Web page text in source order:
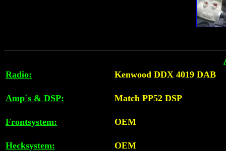
Radio:
Kenwood DDX 4019 DAB
Amp´s & DSP: Match PP52 DSP
Frontsystem: OEM
Hecksystem: OEM